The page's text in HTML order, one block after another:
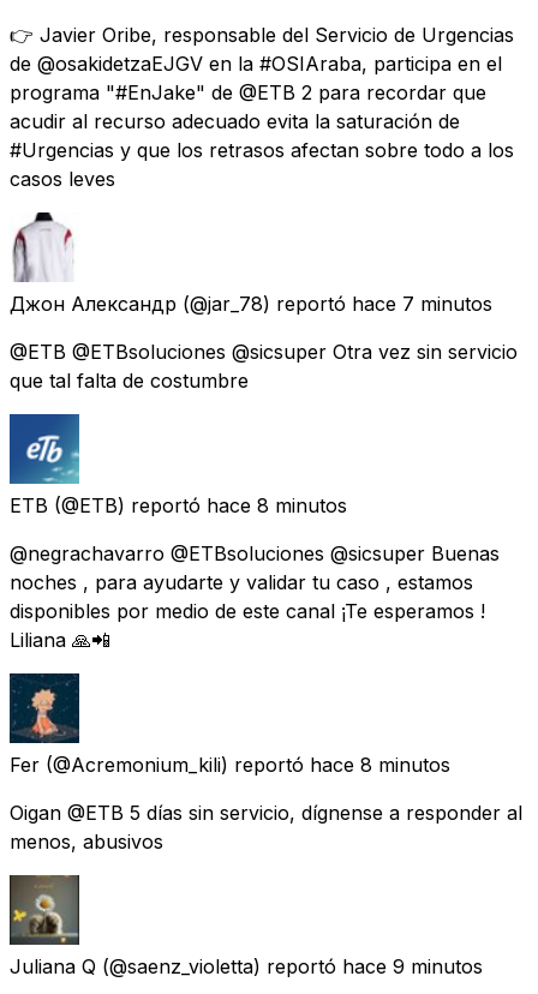
👉 Javier Oribe, responsable del Servicio de Urgencias
de @osakidetzaEJGV en la #OSIAraba, participa en el
programa "#EnJake" de @ETB 2 para recordar que
acudir al recurso adecuado evita la saturación de
#Urgencias y que los retrasos afectan sobre todo a los
casos leves
Джон Александр (@jar_78) reportó hace 7 minutos
@ETB @ETBsoluciones @sicsuper Otra vez sin servicio
que tal falta de costumbre
ETB (@ETB) reportó hace 8 minutos
@negrachavarro @ETBsoluciones @sicsuper Buenas
noches , para ayudarte y validar tu caso , estamos
disponibles por medio de este canal ¡Te esperamos !
Liliana 🙏📲
Fer (@Acremonium_kili) reportó hace 8 minutos
Oigan @ETB 5 días sin servicio, dígnense a responder al
menos, abusivos
Juliana Q (@saenz_violetta) reportó hace 9 minutos